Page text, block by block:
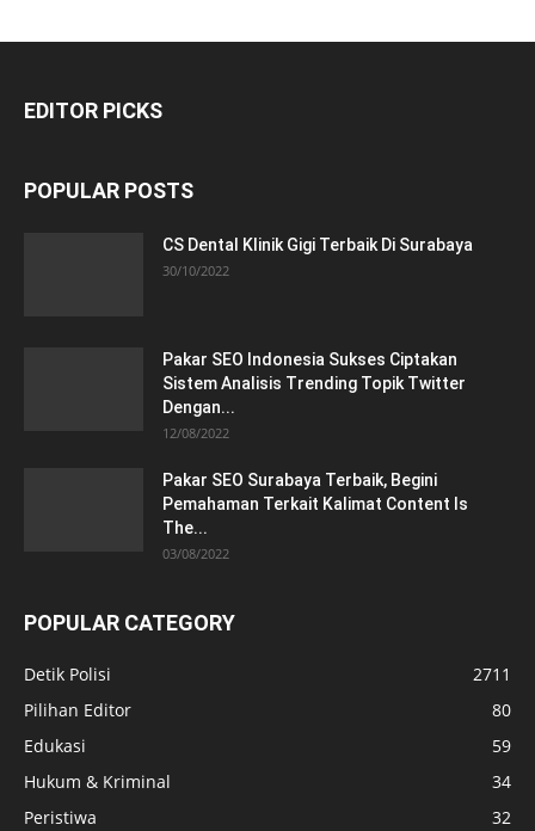
EDITOR PICKS
POPULAR POSTS
CS Dental Klinik Gigi Terbaik Di Surabaya
30/10/2022
Pakar SEO Indonesia Sukses Ciptakan
Sistem Analisis Trending Topik Twitter
Dengan...
12/08/2022
Pakar SEO Surabaya Terbaik, Begini
Pemahaman Terkait Kalimat Content Is
The...
03/08/2022
POPULAR CATEGORY
Detik Polisi
2711
Pilihan Editor
80
Edukasi
59
Hukum & Kriminal
34
Peristiwa
32